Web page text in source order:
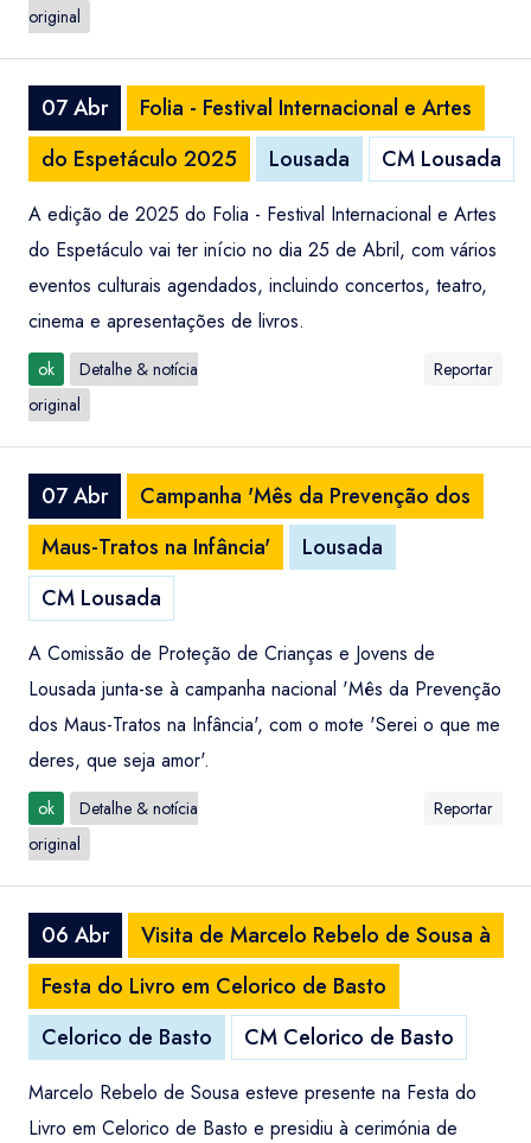
original
07 Abr
Folia - Festival Internacional e Artes
do Espetáculo 2025
Lousada CM Lousada
A edição de 2025 do Folia - Festival Internacional e Artes
do Espetáculo vai ter início no dia 25 de Abril, com vários
eventos culturais agendados, incluindo concertos, teatro,
cinema e apresentações de livros.
ok
Detalhe & notícia
original
Reportar
07 Abr
Campanha 'Mês da Prevenção dos
Maus-Tratos na Infância'
Lousada
CM Lousada
A Comissão de Proteção de Crianças e Jovens de
Lousada junta-se à campanha nacional 'Mês da Prevenção
dos Maus-Tratos na Infância', com o mote 'Serei o que me
deres, que seja amor'.
ok
Detalhe & notícia
original
Reportar
06 Abr
Visita de Marcelo Rebelo de Sousa à
Festa do Livro em Celorico de Basto
Celorico de Basto
CM Celorico de Basto
Marcelo Rebelo de Sousa esteve presente na Festa do
Livro em Celorico de Basto e presidiu à cerimónia de